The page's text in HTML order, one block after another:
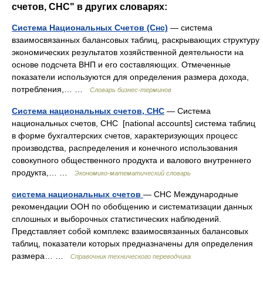
счетов, СНС" в других словарях:
Система Национальных Счетов (Снс) — система
взаимосвязанных балансовых таблиц, раскрывающих структуру
экономических результатов хозяйственной деятельности на
основе подсчета ВНП и его составляющих. Отмеченные
показатели используются для определения размера дохода,
потребления,… …
Словарь бизнес-терминов
Система национальных счетов, СНС — Система
национальных сче­тов, СНС [national accounts] система таблиц
в форме бухгалтерских счетов, характеризующих процесс
производства, распределения и конечного использования
совокупного общественного продукта и валового внутреннего
продукта,… …
Экономико-математический словарь
система национальных счетов — СНС Международные
рекомендации ООН по обобщению и систематизации данных
сплошных и выборочных статистических наблюдений.
Представляет собой комплекс взаимосвязанных балансовых
таблиц, показатели которых предназначены для определения
размера… …
Справочник технического переводчика